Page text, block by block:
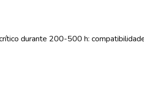
durante 200-500 h: